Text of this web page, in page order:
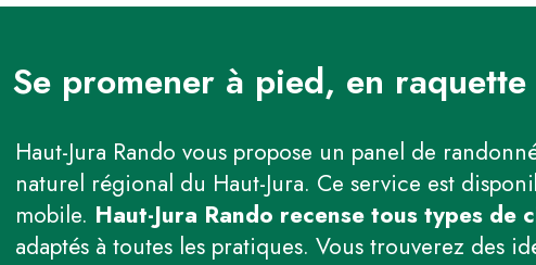
Se promener à pied, en
Haut-Jura Rando vous propose un panel de
naturel régional du Haut-Jura. Ce service est
mobile. Haut-Jura Rando recense tous types de
adaptés à toutes les pratiques. Vous trouverez des